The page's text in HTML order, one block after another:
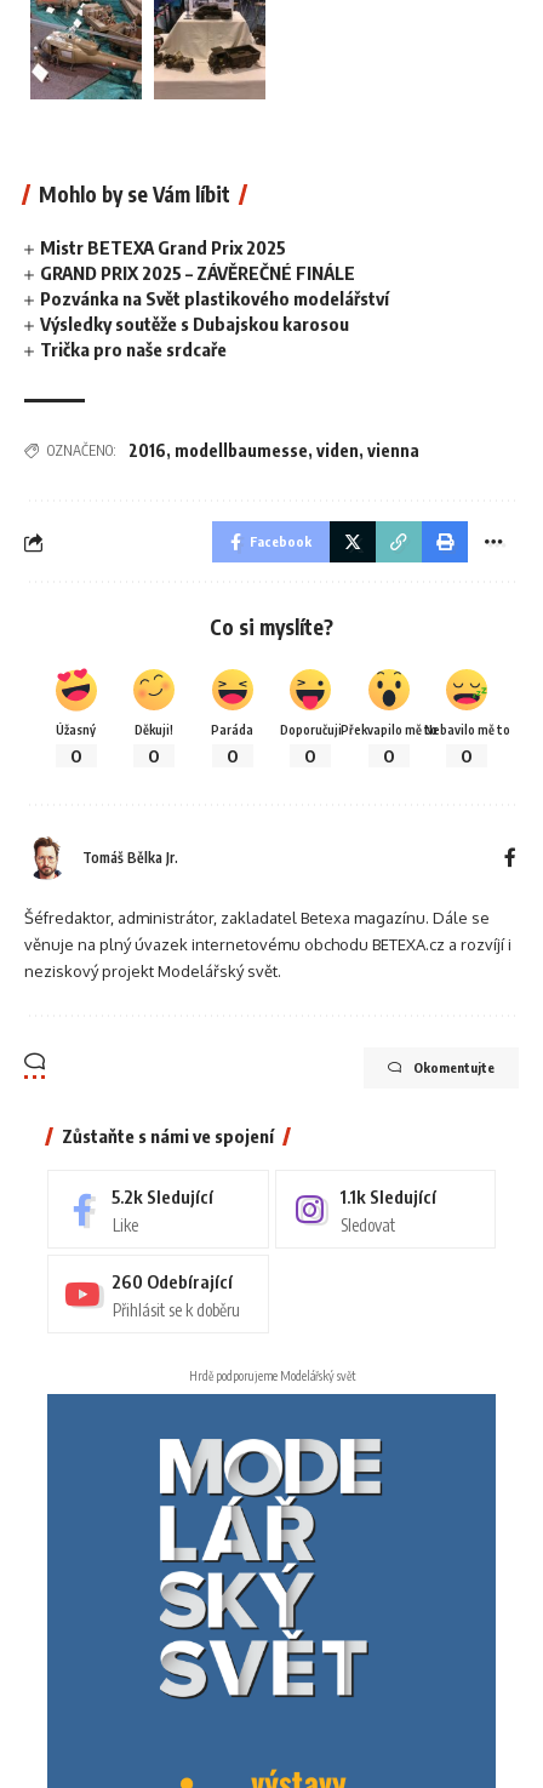
Mohlo by se Vám líbit
Mistr BETEXA Grand Prix 2025
GRAND PRIX 2025 – ZÁVĚREČNÉ FINÁLE
Pozvánka na Svět plastikového modelářství
Výsledky soutěže s Dubajskou karosou
Trička pro naše srdcaře
OZNAČENO: 2016, modellbaumesse, viden, vienna
Facebook
Co si myslíte?
Úžasný
0
Děkuji!
0
Paráda
0
Doporučuji
0
Překvapilo mě to
0
Nebavilo mě to
0
Tomáš Bělka Jr.
Šéfredaktor, administrátor, zakladatel Betexa magazínu. Dále se
věnuje na plný úvazek internetovému obchodu BETEXA.cz a rozvíjí i
neziskový projekt Modelářský svět.
Okomentujte
Zůstaňte s námi ve spojení
5.2k Sledující
Like
1.1k Sledující
Sledovat
260 Odebírající
Přihlásit se k doběru
Hrdě podporujeme Modelářský svět